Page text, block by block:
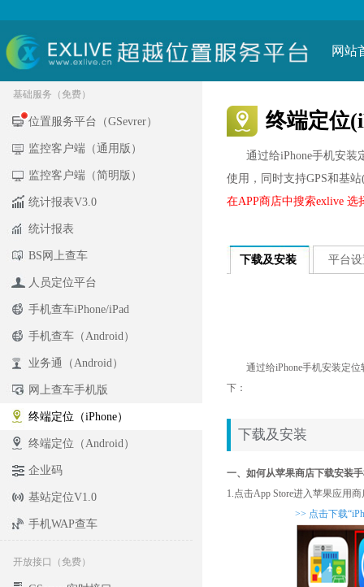
网站
基础服务（免费）
位置服务平台（GSevrer）
监控客户端（通用版）
监控客户端（简明版）
统计报表V3.0
统计报表
BS网上查车
人员定位平台
手机查车iPhone/iPad
手机查车（Android）
业务通（Android）
网上查车手机版
终端定位（iPhone）
终端定位（Android）
企业码
基站定位V1.0
手机WAP查车
开放接口（免费）
终端定位
通过给iPhone手机安装
使用，同时支持GPS和基
在APP商店中搜索exlive
下载及安装 平台
通过给iPhone手机安装定位
下：
下载及安装
一、如何从苹果商店下载安装
1.点击App Store进入苹果应用
>> 点击下载